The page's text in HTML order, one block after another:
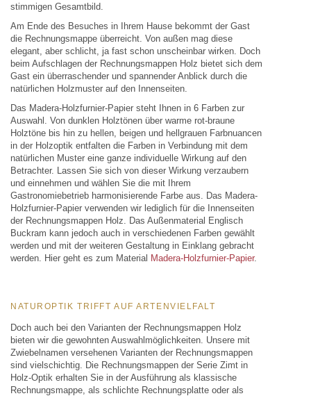
stimmigen Gesamtbild.
Am Ende des Besuches in Ihrem Hause bekommt der Gast
die Rechnungsmappe überreicht. Von außen mag diese
elegant, aber schlicht, ja fast schon unscheinbar wirken. Doch
beim Aufschlagen der Rechnungsmappen Holz bietet sich dem
Gast ein überraschender und spannender Anblick durch die
natürlichen Holzmuster auf den Innenseiten.
Das Madera-Holzfurnier-Papier steht Ihnen in 6 Farben zur
Auswahl. Von dunklen Holztönen über warme rot-braune
Holztöne bis hin zu hellen, beigen und hellgrauen Farbnuancen
in der Holzoptik entfalten die Farben in Verbindung mit dem
natürlichen Muster eine ganze individuelle Wirkung auf den
Betrachter. Lassen Sie sich von dieser Wirkung verzaubern
und einnehmen und wählen Sie die mit Ihrem
Gastronomiebetrieb harmonisierende Farbe aus. Das Madera-
Holzfurnier-Papier verwenden wir lediglich für die Innenseiten
der Rechnungsmappen Holz. Das Außenmaterial Englisch
Buckram kann jedoch auch in verschiedenen Farben gewählt
werden und mit der weiteren Gestaltung in Einklang gebracht
werden. Hier geht es zum Material Madera-Holzfurnier-Papier.
NATUROPTIK TRIFFT AUF ARTENVIELFALT
Doch auch bei den Varianten der Rechnungsmappen Holz
bieten wir die gewohnten Auswahlmöglichkeiten. Unsere mit
Zwiebelnamen versehenen Varianten der Rechnungsmappen
sind vielschichtig. Die Rechnungsmappen der Serie Zimt in
Holz-Optik erhalten Sie in der Ausführung als klassische
Rechnungsmappe, als schlichte Rechnungsplatte oder als